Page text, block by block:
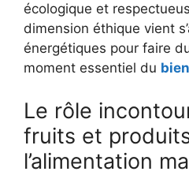
écologique et
dimension éthique vient
énergétiques pour faire
moment essentiel du
Le rôle
fruits et
l’alimentation